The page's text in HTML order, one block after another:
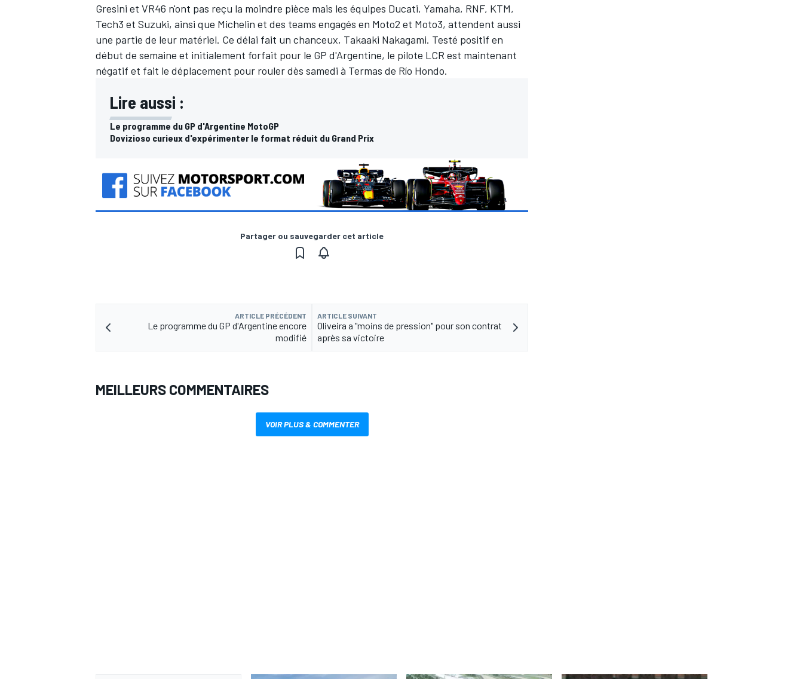
Gresini et VR46 n'ont pas reçu la moindre pièce mais les équipes Ducati, Yamaha, RNF, KTM,
Tech3 et Suzuki, ainsi que Michelin et des teams engagés en Moto2 et Moto3, attendent aussi
une partie de leur matériel. Ce délai fait un chanceux, Takaaki Nakagami. Testé positif en
début de semaine et initialement forfait pour le GP d'Argentine, le pilote LCR est maintenant
négatif et fait le déplacement pour rouler dès samedi à Termas de Río Hondo.
Lire aussi :
Le programme du GP d'Argentine MotoGP
Dovizioso curieux d'expérimenter le format réduit du Grand Prix
Partager ou sauvegarder cet article
ARTICLE PRÉCÉDENT
Le programme du GP d'Argentine encore
modifié
ARTICLE SUIVANT
Oliveira a "moins de pression" pour son contrat
après sa victoire
MEILLEURS COMMENTAIRES
VOIR PLUS & COMMENTER